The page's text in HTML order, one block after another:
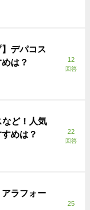
】デパコス
は？
12
回答
ど！人気
めは？
22
回答
ラフォー
25